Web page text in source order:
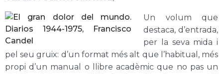
Un volum que
destaca, d’entrada,
per la seva mida i
pel seu gruix: d’un format més alt que l’habitual, més
propi d’un manual o llibre acadèmic que no pas un